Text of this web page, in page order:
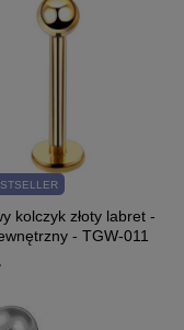
kolczyk złoty labret -
- TGW-011